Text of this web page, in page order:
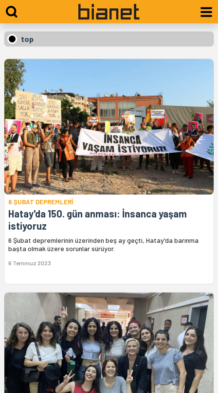
top
6 ŞUBAT DEPREMLERİ
Hatay'da 150. gün anması: İnsanca yaşam
istiyoruz
6 Şubat depremlerinin üzerinden beş ay geçti, Hatay'da barınma
başta olmak üzere sorunlar sürüyor.
6 Temmuz 2023